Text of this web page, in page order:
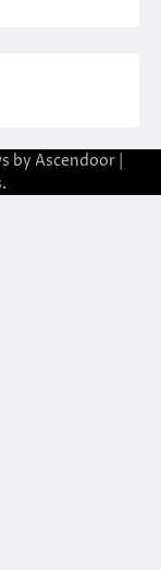
by Ascendoor
.